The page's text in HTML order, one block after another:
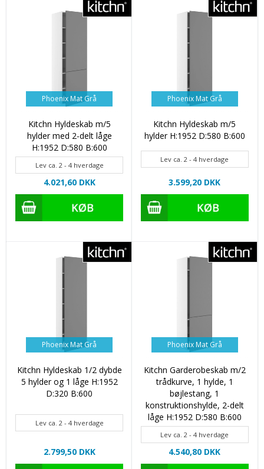
Phoenix Mat Grå
Kitchn Hyldeskab m/5
hylder med 2-delt låge
H:1952 D:580 B:600
Lev ca. 2 - 4 hverdage
4.021,60 DKK
Phoenix Mat Grå
Kitchn Hyldeskab m/5
hylder H:1952 D:580 B:600
Lev ca. 2 - 4 hverdage
3.599,20 DKK
Phoenix Mat Grå
Kitchn Hyldeskab 1/2 dybde
5 hylder og 1 låge H:1952
D:320 B:600
Lev ca. 2 - 4 hverdage
2.799,50 DKK
Phoenix Mat Grå
Kitchn Garderobeskab m/2
trådkurve, 1 hylde, 1
bøjlestang, 1
konstruktionshylde, 2-delt
låge H:1952 D:580 B:600
Lev ca. 2 - 4 hverdage
4.540,80 DKK